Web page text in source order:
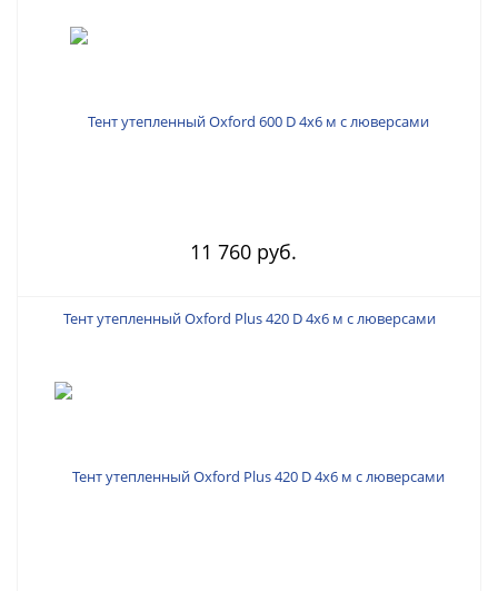
11 760 руб.
Тент утепленный Oxford Plus 420 D 4х6 м с люверсами